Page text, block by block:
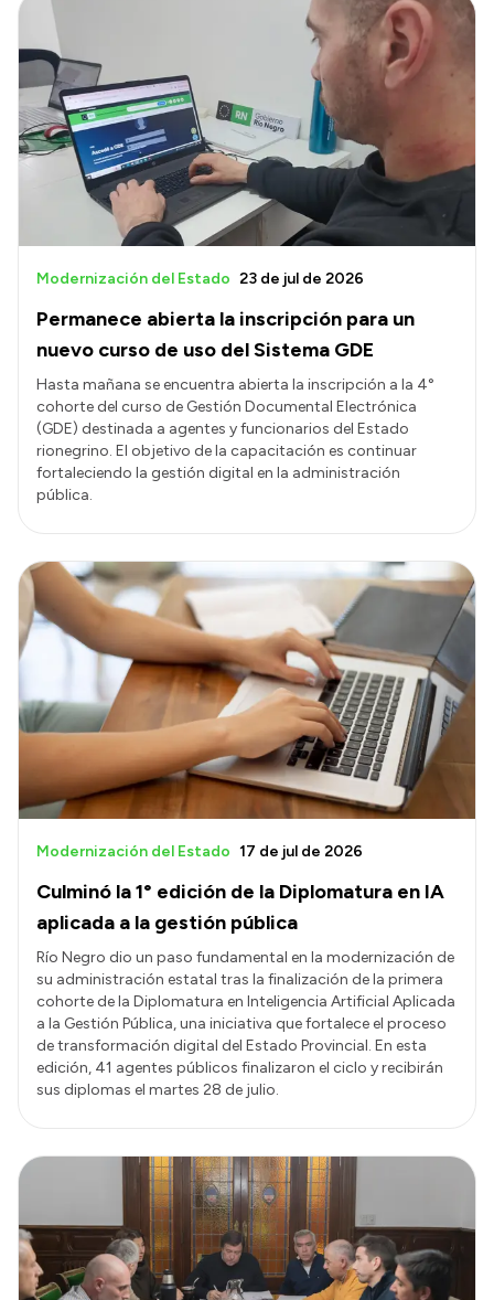
Permanece abierta la inscripción para un
nuevo curso de uso del Sistema GDE
Modernización del Estado 23 de jul de 2026
Hasta mañana se encuentra abierta la inscripción a la 4°
cohorte del curso de Gestión Documental Electrónica
(GDE) destinada a agentes y funcionarios del Estado
rionegrino. El objetivo de la capacitación es continuar
fortaleciendo la gestión digital en la administración
pública.
Culminó la 1° edición de la Diplomatura en IA
aplicada a la gestión pública
Modernización del Estado 17 de jul de 2026
Río Negro dio un paso fundamental en la modernización de
su administración estatal tras la finalización de la primera
cohorte de la Diplomatura en Inteligencia Artificial Aplicada
a la Gestión Pública, una iniciativa que fortalece el proceso
de transformación digital del Estado Provincial. En esta
edición, 41 agentes públicos finalizaron el ciclo y recibirán
sus diplomas el martes 28 de julio.